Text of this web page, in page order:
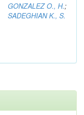
GONZALEZ O., H.;
SADEGHIAN K., S.